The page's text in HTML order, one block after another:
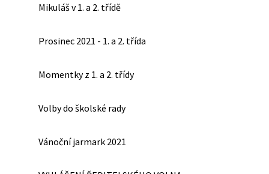
Mikuláš v 1. a 2. třídě
Prosinec 2021 - 1. a 2. třída
Momentky z 1. a 2. třídy
Volby do školské rady
Vánoční jarmark 2021